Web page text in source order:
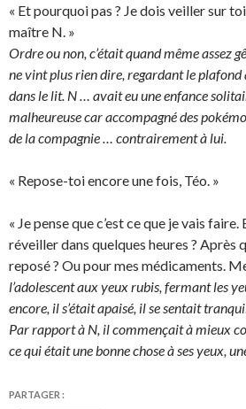
« Et pourquoi pas ? Je dois veiller sur
maître N. »
Ordre ou non, c’était quand même assez
ne vint plus rien dire, regardant le plafond
dans le lit. N … avait eu une enfance
malheureuse car accompagné des
de la compagnie … contrairement à lui.
« Repose-toi encore une fois, Téo. »
« Je pense que c’est ce que je vais
réveiller dans quelques heures ? Après
reposé ? Ou pour mes médicaments.
l’adolescent aux yeux rubis, fermant les
encore, il s’était apaisé, il se sentait
Par rapport à N, il commençait à mieux
ce qui était une bonne chose à ses yeux,
PARTAGER :